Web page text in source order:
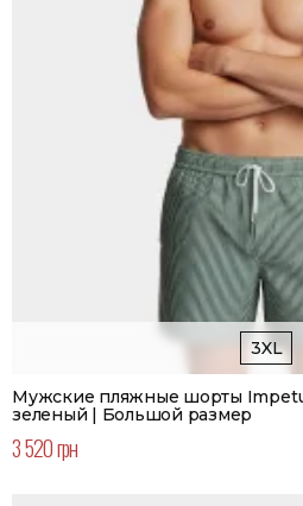
3XL
Мужские пляжные шорты
зеленый | Большой размер
3 520 грн